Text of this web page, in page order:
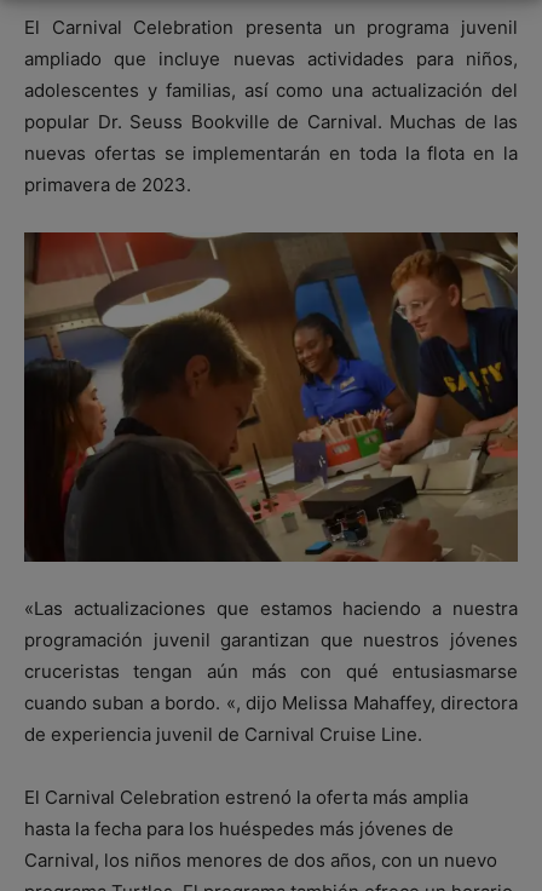
El Carnival Celebration presenta un programa juvenil
ampliado que incluye nuevas actividades para niños,
adolescentes y familias, así como una actualización del
popular Dr. Seuss Bookville de Carnival. Muchas de las
nuevas ofertas se implementarán en toda la flota en la
primavera de 2023.
«Las actualizaciones que estamos haciendo a nuestra
programación juvenil garantizan que nuestros jóvenes
cruceristas tengan aún más con qué entusiasmarse
cuando suban a bordo. «, dijo Melissa Mahaffey, directora
de experiencia juvenil de Carnival Cruise Line.
El Carnival Celebration estrenó la oferta más amplia
hasta la fecha para los huéspedes más jóvenes de
Carnival, los niños menores de dos años, con un nuevo